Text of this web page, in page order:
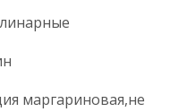
маргариновая,не